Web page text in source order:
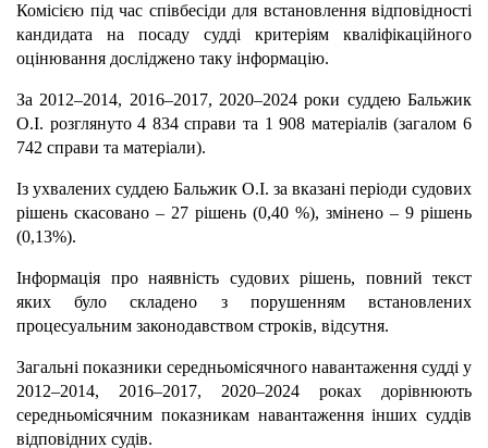
Комісією під час співбесіди для встановлення відповідності
кандидата на посаду судді критеріям кваліфікаційного
оцінювання досліджено таку інформацію.
За 2012–2014, 2016–2017, 2020–2024 роки суддею Бальжик
О.І. розглянуто 4 834 справи та 1 908 матеріалів (загалом 6
742 справи та матеріали).
Із ухвалених суддею Бальжик О.І. за вказані періоди судових
рішень скасовано – 27 рішень (0,40 %), змінено – 9 рішень
(0,13%).
Інформація про наявність судових рішень, повний текст
яких було складено з порушенням встановлених
процесуальним законодавством строків, відсутня.
Загальні показники середньомісячного навантаження судді у
2012–2014, 2016–2017, 2020–2024 роках дорівнюють
середньомісячним показникам навантаження інших суддів
відповідних судів.